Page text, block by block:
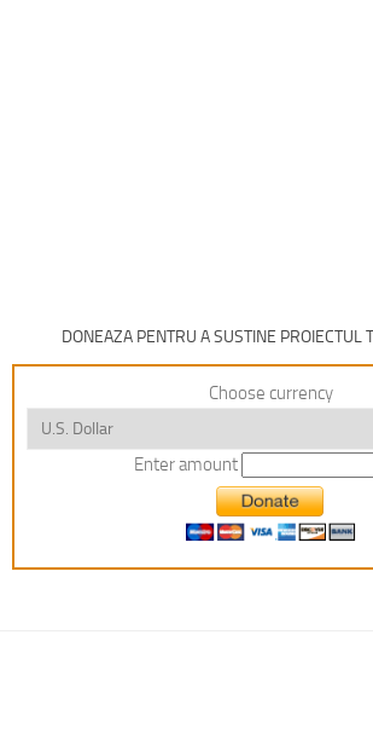
DONEAZA PENTRU A SUSTINE PROIECTUL
Choose currency
Enter amount